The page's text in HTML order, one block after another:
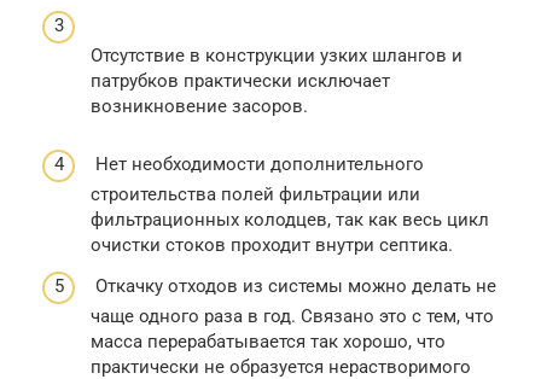
Отсутствие в конструкции узких шлангов и
патрубков практически исключает
возникновение засоров.
Нет необходимости дополнительного
строительства полей фильтрации или
фильтрационных колодцев, так как весь цикл
очистки стоков проходит внутри септика.
Откачку отходов из системы можно делать не
чаще одного раза в год. Связано это с тем, что
масса перерабатывается так хорошо, что
практически не образуется нерастворимого